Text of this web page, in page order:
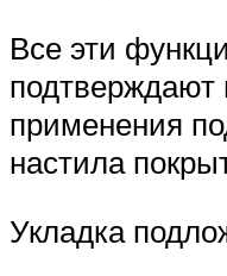
Все эти
подтверждают
применения
настила
Укладка